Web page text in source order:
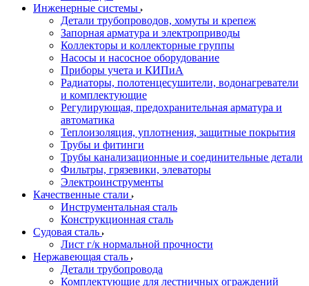
Инженерные системы
Детали трубопроводов, хомуты и крепеж
Запорная арматура и электроприводы
Коллекторы и коллекторные группы
Насосы и насосное оборудование
Приборы учета и КИПиА
Радиаторы, полотенцесушители, водонагреватели
и комплектующие
Регулирующая, предохранительная арматура и
автоматика
Теплоизоляция, уплотнения, защитные покрытия
Трубы и фитинги
Трубы канализационные и соединительные детали
Фильтры, грязевики, элеваторы
Электроинструменты
Качественные стали
Инструментальная сталь
Конструкционная сталь
Судовая сталь
Лист г/к нормальной прочности
Нержавеющая сталь
Детали трубопровода
Комплектующие для лестничных ограждений